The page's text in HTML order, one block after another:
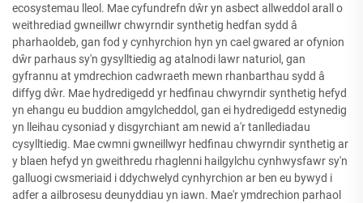
ecosystemau lleol. Mae cyfundrefn dŵr yn asbect allweddol arall o
weithrediad gwneillwr chwyrndir synthetig hedfan sydd â
pharhaoldeb, gan fod y cynhyrchion hyn yn cael gwared ar ofynion
dŵr parhaus sy'n gysylltiedig ag atalnodi lawr naturiol, gan
gyfrannu at ymdrechion cadwraeth mewn rhanbarthau sydd â
diffyg dŵr. Mae hydredigedd yr hedfinau chwyrndir synthetig hefyd
yn ehangu eu buddion amgylcheddol, gan ei hydredigedd estynedig
yn lleihau cysoniad y disgyrchiant am newid a'r tanllediadau
cysylltiedig. Mae cwmni gwneillwyr hedfinau chwyrndir synthetig ar
y blaen hefyd yn gweithredu rhaglenni hailgylchu cynhwysfawr sy'n
galluogi cwsmeriaid i ddychwelyd cynhyrchion ar ben eu bywyd i
adfer a ailbrosesu deunyddiau yn iawn. Mae'r ymdrechion parhaol